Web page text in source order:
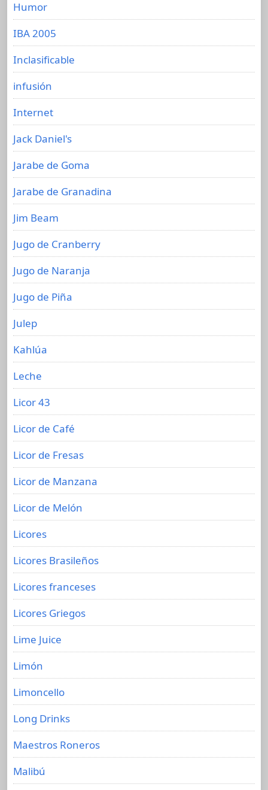
Humor
IBA 2005
Inclasificable
infusión
Internet
Jack Daniel's
Jarabe de Goma
Jarabe de Granadina
Jim Beam
Jugo de Cranberry
Jugo de Naranja
Jugo de Piña
Julep
Kahlúa
Leche
Licor 43
Licor de Café
Licor de Fresas
Licor de Manzana
Licor de Melón
Licores
Licores Brasileños
Licores franceses
Licores Griegos
Lime Juice
Limón
Limoncello
Long Drinks
Maestros Roneros
Malibú